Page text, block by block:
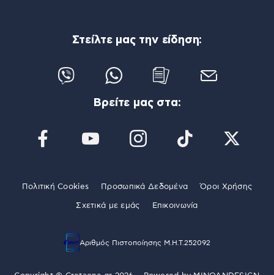
Στείλτε μας την είδηση:
Βρείτε μας στα:
Πολιτική Cookies Προσωπικά Δεδομένα Όροι Χρήσης
Σχετικά με εμάς Επικοινωνία
Αριθμός Πιστοποίησης Μ.Η.Τ.252092